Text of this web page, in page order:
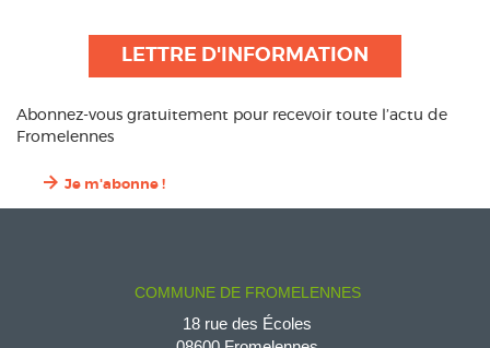
LETTRE D'INFORMATION
Abonnez-vous gratuitement pour recevoir toute l’actu de
Fromelennes
Je m'abonne !
COMMUNE DE FROMELENNES
18 rue des Écoles